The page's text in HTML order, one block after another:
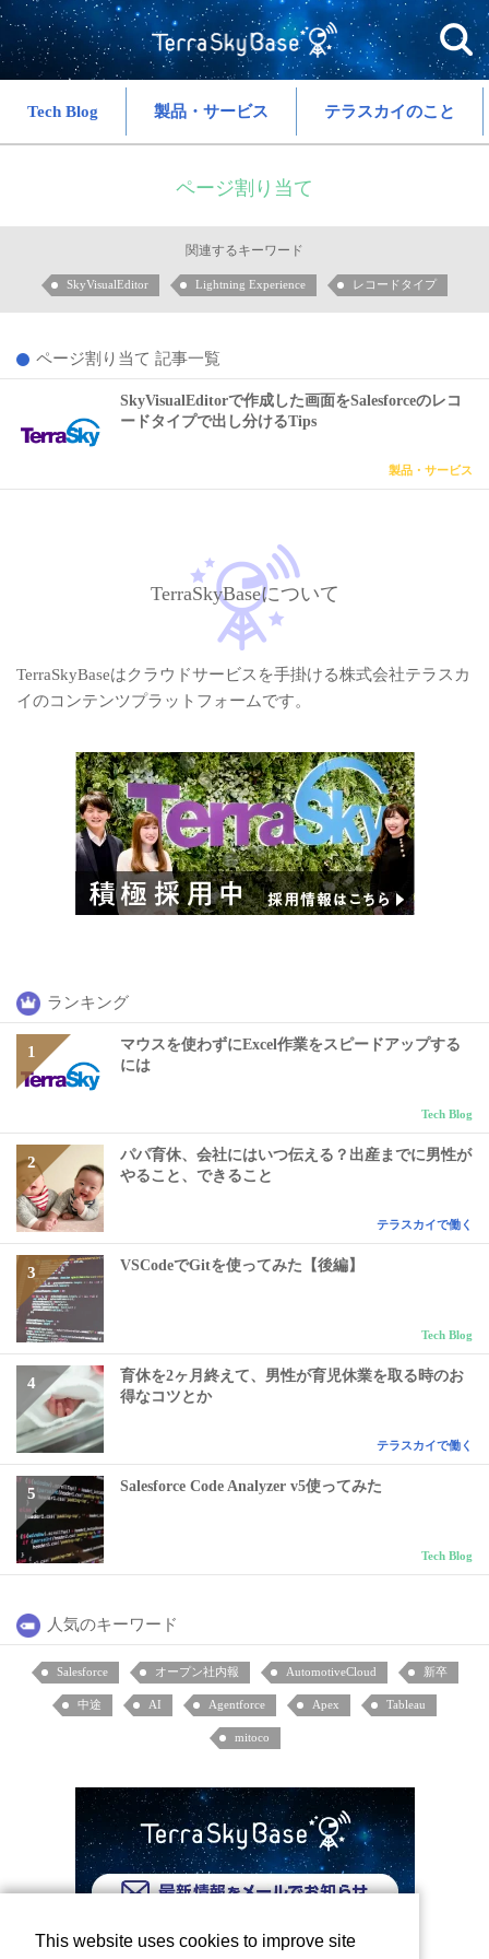
Tech Blog 製品・サービス テラスカイのこと
ページ割り当て
関連するキーワード
SkyVisualEditor Lightning Experience レコードタイプ
ページ割り当て 記事一覧
SkyVisualEditorで作成した画面をSalesforceのレコ
ードタイプで出し分けるTips
製品・サービス
TerraSkyBaseについて
TerraSkyBaseはクラウドサービスを手掛ける株式会社テラスカ
イのコンテンツプラットフォームです。
ランキング
マウスを使わずにExcel作業をスピードアップする
には
Tech Blog
パパ育休、会社にはいつ伝える？出産までに男性が
やること、できること
テラスカイで働く
VSCodeでGitを使ってみた【後編】
Tech Blog
育休を2ヶ月終えて、男性が育児休業を取る時のお
得なコツとか
テラスカイで働く
Salesforce Code Analyzer v5使ってみた
Tech Blog
人気のキーワード
Salesforce オープン社内報 AutomotiveCloud 新卒
中途 AI Agentforce Apex Tableau
mitoco
This website uses cookies to improve site